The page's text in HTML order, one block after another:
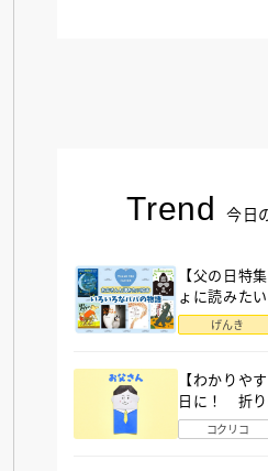
Trend 今日
【父の日特
ょに読みた
語」６選
げんき
【わかりや
日に！ 折り
ん」の簡単な
コクリコ